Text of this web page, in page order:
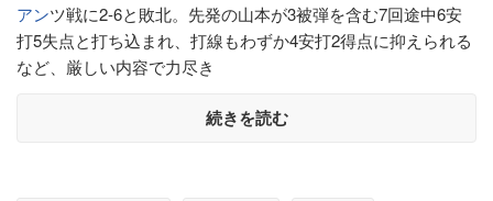
アンツ戦に2-6と敗北。先発の山本が3被弾を含む7回途中6安
打5失点と打ち込まれ、打線もわずか4安打2得点に抑えられる
など、厳しい内容で力尽き
続きを読む